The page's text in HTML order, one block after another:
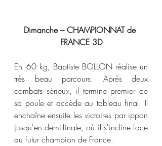
Dimanche – CHAMPIONNAT de
FRANCE 3D
En -60 kg, Baptiste BOLLON réalise un
très beau parcours. Après deux
combats sérieux, il termine premier de
sa poule et accède au tableau final. Il
enchaîne ensuite les victoires par ippon
jusqu'en demi-finale, où il s'incline face
au futur champion de France.